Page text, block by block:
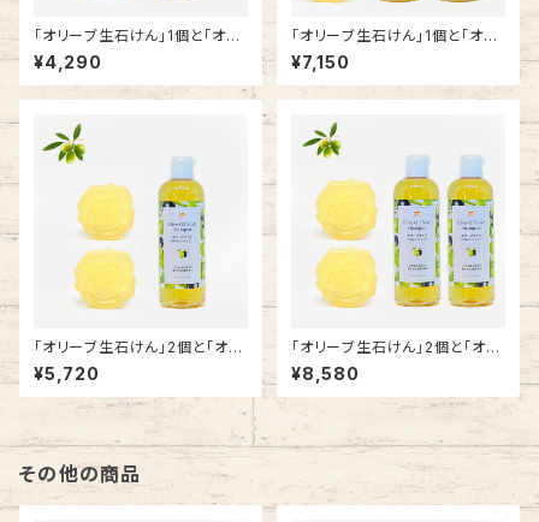
「オリーブ生石けん」1個と「オリ
ーブ石けんシャンプー」1本
¥4,290
「オリーブ生石けん」1個と「オリ
ーブ石けんシャンプー」2本のセ
ット商品
¥7,150
「オリーブ生石けん」2個と「オリ
ーブ石けんシャンプー」1本のセ
ット商品
¥5,720
「オリーブ生石けん」2個と「オリ
ーブ石けんシャンプー」2本のセ
ット商品
¥8,580
その他の商品